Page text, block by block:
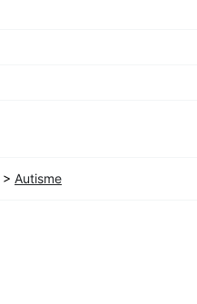
> Autisme